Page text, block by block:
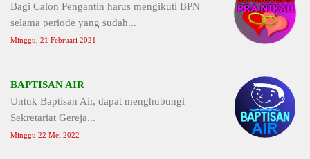
Bagi Calon Pengantin harus mengikuti BPN
selama periode yang sudah...
Minggu, 21 Februari 2021
BAPTISAN AIR
Untuk Baptisan Air, dapat menghubungi
Sekretariat Gereja...
Minggu 22 Mei 2022